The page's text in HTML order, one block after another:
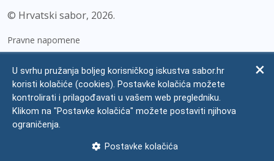
© Hrvatski sabor, 2026
Pravne napomene
Zaštita osobnih podataka
Impressum
Česta pitanja
U svrhu pružanja boljeg korisničkog iskustva sabor.hr
koristi kolačiće (cookies). Postavke kolačića možete
kontrolirati i prilagođavati u vašem web pregledniku.
Klikom na "Postavke kolačića" možete postaviti njihova
ograničenja.
Postavke kolačića